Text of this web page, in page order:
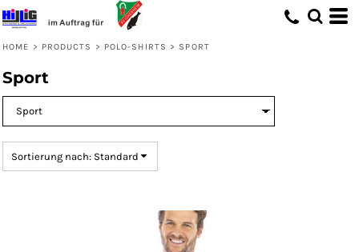
HOME > PRODUCTS > POLO-SHIRTS > SPORT
Sport
Sortierung nach: Standard
Standard
Erstelldatum